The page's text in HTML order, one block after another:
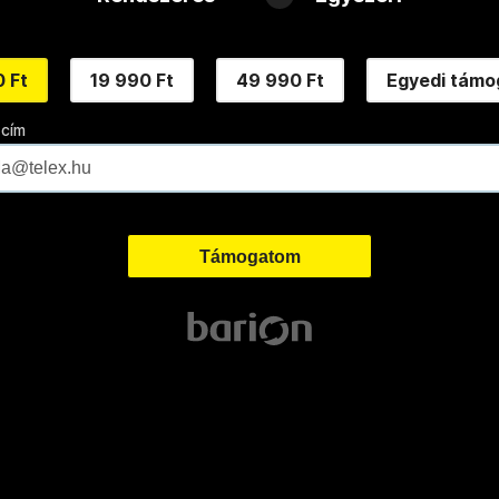
Ft 19 990 Ft 49 990 Ft Egyedi